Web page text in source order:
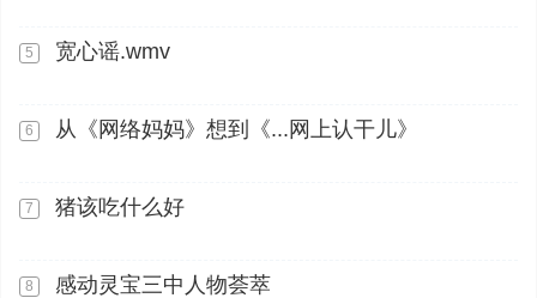
5 宽心谣.wmv
6 从《网络妈妈》想到《...网上认干儿》
7 猪该吃什么好
8 感动灵宝三中人物荟萃